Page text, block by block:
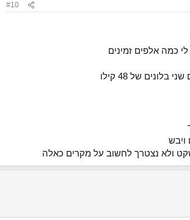
#10
כמה אלפים זמינים
בלונים של 48 קילו
ולא נצטרך לחשוב על מקרים כאלה